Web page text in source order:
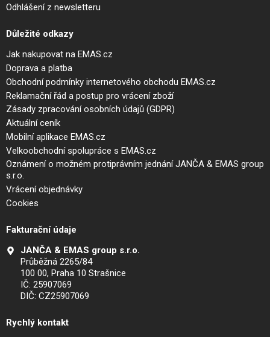
Odhlášení z newsletteru
Důležité odkazy
Jak nakupovat na EMAS.cz
Doprava a platba
Obchodní podmínky internetového obchodu EMAS.cz
Reklamační řád a postup pro vrácení zboží
Zásady zpracování osobních údajů (GDPR)
Aktuální ceník
Mobilní aplikace EMAS.cz
Velkoobchodní spolupráce s EMAS.cz
Oznámení o možném protiprávním jednání JANČA & EMAS group
s.r.o.
Vrácení objednávky
Cookies
Fakturační údaje
JANČA & EMAS group s.r.o.
Průběžná 2265/84
100 00, Praha 10 Strašnice
IČ: 25907069
DIČ: CZ25907069
Rychlý kontakt